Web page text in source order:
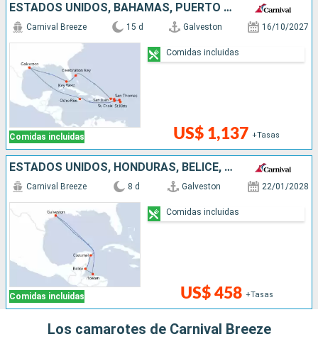
ESTADOS UNIDOS, BAHAMAS, PUERTO RICO, ANTIGUA Y BARBUDA, SAN MARTÍN, JAMAICA
Comidas incluidas
Carnival Breeze 15 d Galveston 16/10/2027
US$ 1,137 +Tasas
Comidas incluidas
ESTADOS UNIDOS, HONDURAS, BELICE, MÉXICO
Comidas incluidas
Carnival Breeze 8 d Galveston 22/01/2028
US$ 458 +Tasas
Comidas incluidas
Los camarotes de Carnival Breeze